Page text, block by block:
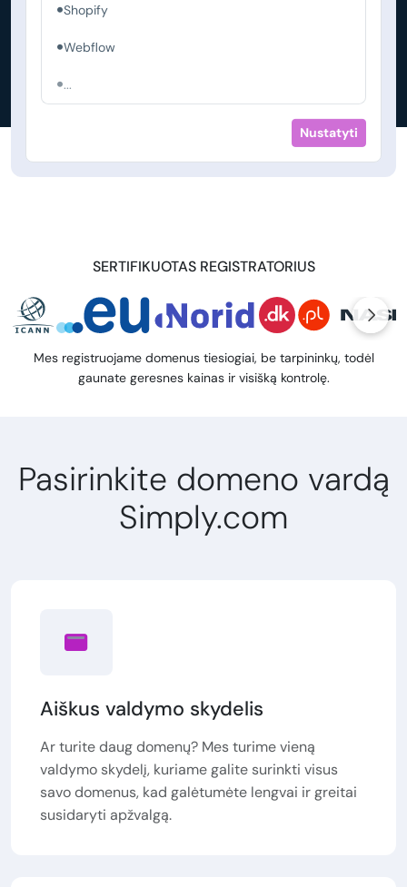
Shopify
Webflow
...
Nustatyti
SERTIFIKUOTAS REGISTRATORIUS
Mes registruojame domenus tiesiogiai, be tarpininkų, todėl
gaunate geresnes kainas ir visišką kontrolę.
Pasirinkite domeno vardą
Simply.com
Aiškus valdymo skydelis
Ar turite daug domenų? Mes turime vieną
valdymo skydelį, kuriame galite surinkti visus
savo domenus, kad galėtumėte lengvai ir greitai
susidaryti apžvalgą.